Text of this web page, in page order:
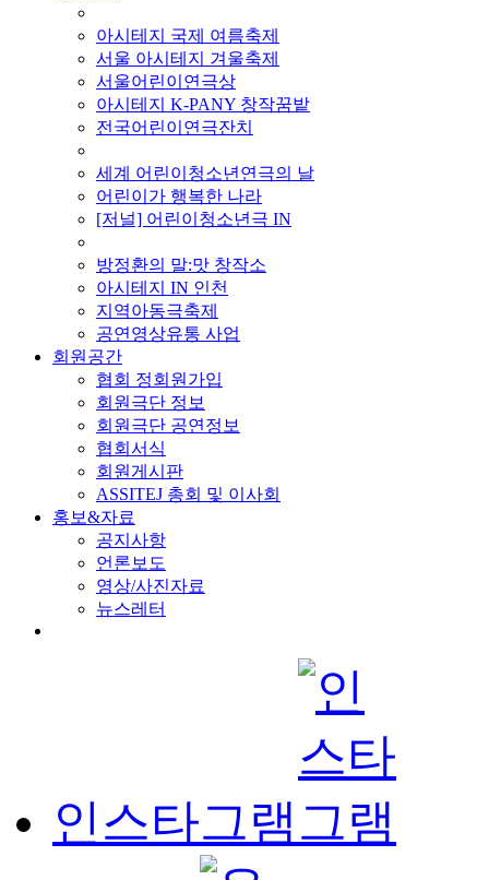
아시테지 국제 여름축제
서울 아시테지 겨울축제
서울어린이연극상
아시테지 K-PANY 창작꿈밭
전국어린이연극잔치
세계 어린이청소년연극의 날
어린이가 행복한 나라
[저널] 어린이청소년극 IN
방정환의 말:맛 창작소
아시테지 IN 인천
지역아동극축제
공연영상유통 사업
회원공간
협회 정회원가입
회원극단 정보
회원극단 공연정보
협회서식
회원게시판
ASSITEJ 총회 및 이사회
홍보&자료
공지사항
언론보도
영상/사진자료
뉴스레터
인스타그램